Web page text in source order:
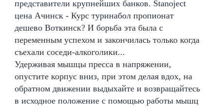
представители крупнейших банков. Stanoject
цена Ачинск - Курс туринабол пропионат
дешево Воткинск? И борьба эта была с
переменным успехом и закончилась только когда
съехали соседи-алкоголики...
Удерживая мышцы пресса в напряжении,
опустите корпус вниз, при этом делая вдох, на
обратном движении выдыхайте и возвращайтесь
в исходное положение с помощью работы мышц